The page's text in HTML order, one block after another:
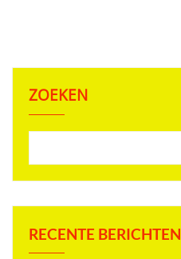
ZOEKEN
RECENTE BERICHTEN